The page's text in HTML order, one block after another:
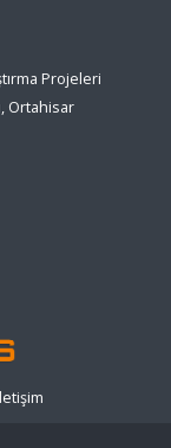
Projeleri
Ortahisar